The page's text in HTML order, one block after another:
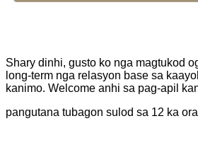
Shary dinhi, gusto ko nga magtukod
long-term nga relasyon base sa
kanimo. Welcome anhi sa pag-apil
pangutana tubagon sulod sa 12 ka